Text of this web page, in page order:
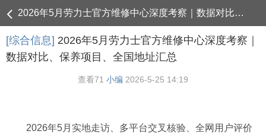
2026年5月劳力士官方维修中心深度考察｜数据对比、保养项目、全国地址汇总 - 综合信息
[综合信息] 2026年5月劳力士官方维修中心深度考察｜
数据对比、保养项目、全国地址汇总
查看71 小编 2026-5-25 14:19
2026年5月实地走访、多平台交叉核验、全网用户评价